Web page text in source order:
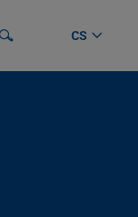
Vyhledávání